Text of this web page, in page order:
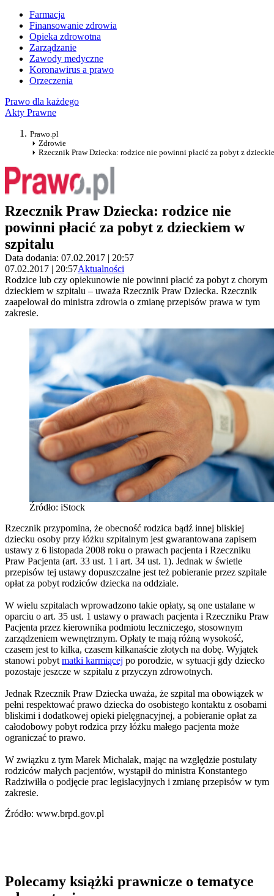
Farmacja
Finansowanie zdrowia
Opieka zdrowotna
Zarządzanie
Zawody medyczne
Koronawirus a prawo
Orzeczenia
Prawo dla każdego
Akty Prawne
Prawo.pl
Zdrowie
Rzecznik Praw Dziecka: rodzice nie powinni płacić za pobyt z
Rzecznik Praw Dziecka: rodzice nie
powinni płacić za pobyt z dzieckiem w
szpitalu
Data dodania: 07.02.2017 | 20:57
07.02.2017 | 20:57Aktualności
Rodzice lub czy opiekunowie nie powinni płacić za pobyt z chorym
dzieckiem w szpitalu – uważa Rzecznik Praw Dziecka. Rzecznik
zaapelował do ministra zdrowia o zmianę przepisów prawa w tym
zakresie.
Źródło: iStock
Rzecznik przypomina, że obecność rodzica bądź innej bliskiej
dziecku osoby przy łóżku szpitalnym jest gwarantowana zapisem
ustawy z 6 listopada 2008 roku o prawach pacjenta i Rzeczniku
Praw Pacjenta (art. 33 ust. 1 i art. 34 ust. 1). Jednak w świetle
przepisów tej ustawy dopuszczalne jest też pobieranie przez szpitale
opłat za pobyt rodziców dziecka na oddziale.
W wielu szpitalach wprowadzono takie opłaty, są one ustalane w
oparciu o art. 35 ust. 1 ustawy o prawach pacjenta i Rzeczniku Praw
Pacjenta przez kierownika podmiotu leczniczego, stosownym
zarządzeniem wewnętrznym. Opłaty te mają różną wysokość,
czasem jest to kilka, czasem kilkanaście złotych na dobę. Wyjątek
stanowi pobyt matki karmiącej po porodzie, w sytuacji gdy dziecko
pozostaje jeszcze w szpitalu z przyczyn zdrowotnych.
Jednak Rzecznik Praw Dziecka uważa, że szpital ma obowiązek w
pełni respektować prawo dziecka do osobistego kontaktu z osobami
bliskimi i dodatkowej opieki pielęgnacyjnej, a pobieranie opłat za
całodobowy pobyt rodzica przy łóżku małego pacjenta może
ograniczać to prawo.
W związku z tym Marek Michalak, mając na względzie postulaty
rodziców małych pacjentów, wystąpił do ministra Konstantego
Radziwiłła o podjęcie prac legislacyjnych i zmianę przepisów w tym
zakresie.
Źródło: www.brpd.gov.pl
Polecamy książki prawnicze o tematyce